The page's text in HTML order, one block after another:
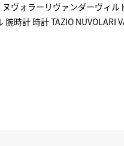
ヌヴォラーリヴァンダーヴィ
時計 時計 TAZIO NUVOLARI